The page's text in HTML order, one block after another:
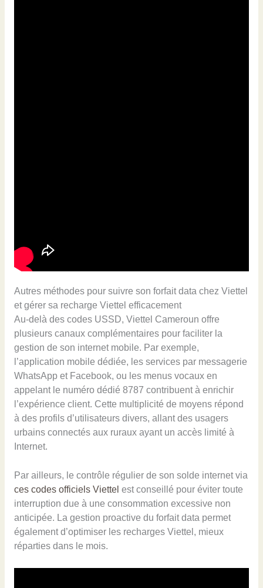
Autres méthodes pour suivre son forfait data chez Viettel
et gérer sa recharge Viettel efficacement
Au-delà des codes USSD, Viettel Cameroun offre
plusieurs canaux complémentaires pour faciliter la
gestion de son internet mobile. Par exemple,
l’application mobile dédiée, les services par messagerie
WhatsApp et Facebook, ou les menus vocaux en
appelant le numéro dédié 8787 contribuent à enrichir
l’expérience client. Cette multiplicité de moyens répond
à des profils d’utilisateurs divers, allant des usagers
urbains connectés aux ruraux ayant un accès limité à
Internet.
Par ailleurs, le contrôle régulier de son solde internet via
ces codes officiels Viettel est conseillé pour éviter toute
interruption due à une consommation excessive non
anticipée. La gestion proactive du forfait data permet
également d’optimiser les recharges Viettel, mieux
réparties dans le mois.